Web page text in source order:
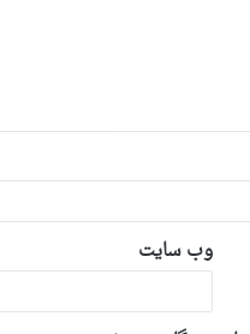
وب‌ سایت